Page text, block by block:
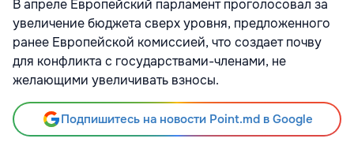
В апреле Европейский парламент проголосовал за
увеличение бюджета сверх уровня, предложенного
ранее Европейской комиссией, что создает почву
для конфликта с государствами-членами, не
желающими увеличивать взносы.
Подпишитесь на новости Point.md в Google